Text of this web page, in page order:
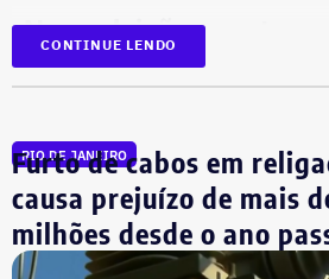
Nova eleição acontece
três décadas sob a
sócios que denunciaram o cenário
ausência de eleições desde 1998.
lazer com cerca de 12 mil metros
para o Cristo Redentor, Lagoa e
CONTINUE LENDO
RIO DE JANEIRO
Furto de cabos em
causa prejuízo de mais
milhões desde o ano